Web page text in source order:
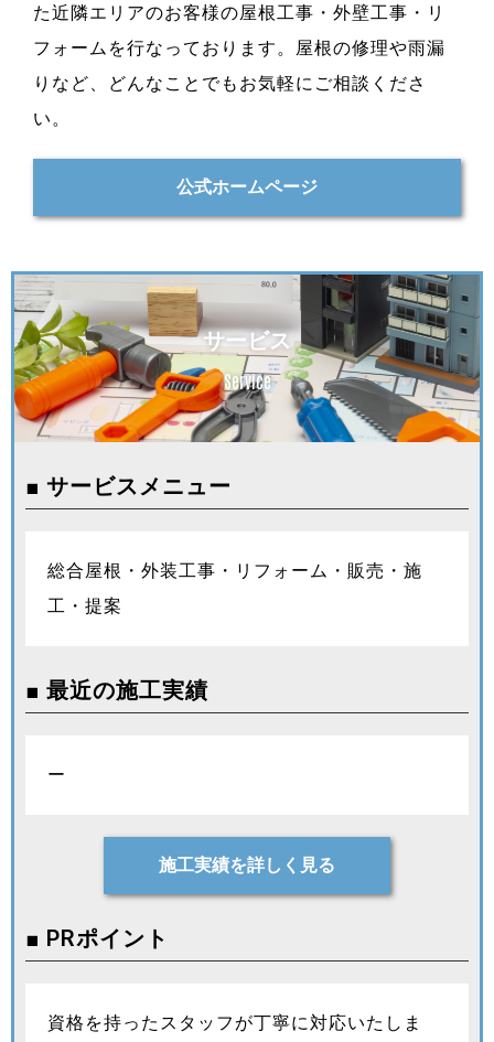
た近隣エリアのお客様の屋根工事・外壁工事・リ
フォームを行なっております。屋根の修理や雨漏
りなど、どんなことでもお気軽にご相談くださ
い。
公式ホームページ
サービス
Service
■ サービスメニュー
総合屋根・外装工事・リフォーム・販売・施
工・提案
■ 最近の施工実績
ー
施工実績を詳しく見る
■ PRポイント
資格を持ったスタッフが丁寧に対応いたしま